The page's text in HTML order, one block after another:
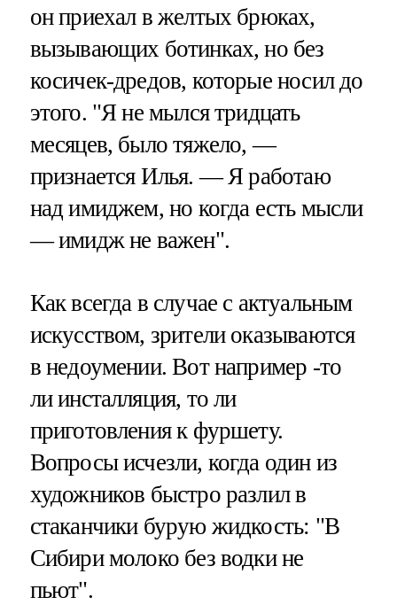
он приехал в желтых брюках,
вызывающих ботинках, но без
косичек-дредов, которые носил до
этого. "Я не мылся тридцать
месяцев, было тяжело, —
признается Илья. — Я работаю
над имиджем, но когда есть мысли
— имидж не важен".
Как всегда в случае с актуальным
искусством, зрители оказываются
в недоумении. Вот например -то
ли инсталляция, то ли
приготовления к фуршету.
Вопросы исчезли, когда один из
художников быстро разлил в
стаканчики бурую жидкость: "В
Сибири молоко без водки не
пьют".